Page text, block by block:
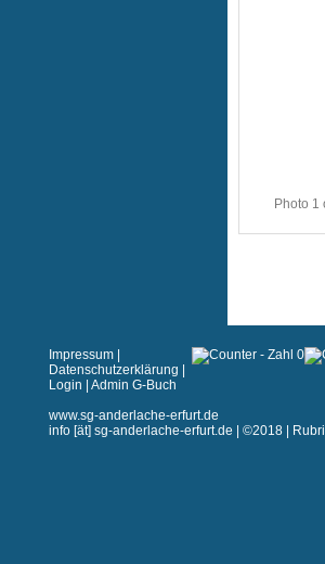
Photo 1
Impressum
Datenschutzerklärung
Login
Admin G-Buch
www.sg-anderlache-erfurt.de
info [ät] sg-anderlache-erfurt.de | ©2018 |